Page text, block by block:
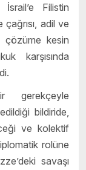
Filistin
adil ve
çözüme kesin
karşısında
gerekçeyle
bildiride,
ve kolektif
rolüne
savaşı